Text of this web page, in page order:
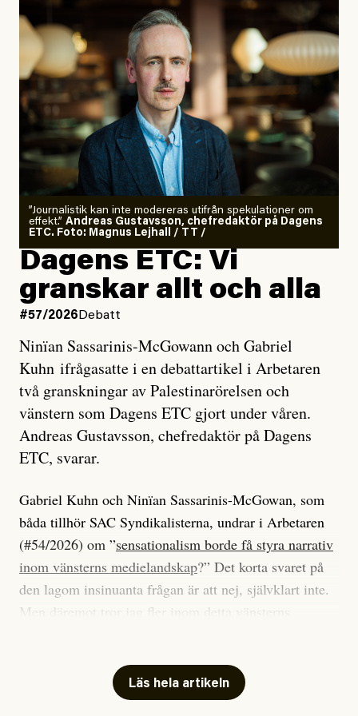
”Journalistik kan inte modereras utifrån spekulationer om
effekt.” Andreas Gustavsson, chefredaktör på Dagens
ETC. Foto: Magnus Lejhall / TT /
Dagens ETC: Vi
granskar allt och alla
#57/2026 Debatt
Ninïan Sassarinis-McGowann och Gabriel
Kuhn ifrågasatte i en debattartikel i Arbetaren
två granskningar av Palestinarörelsen och
vänstern som Dagens ETC gjort under våren.
Andreas Gustavsson, chefredaktör på Dagens
ETC, svarar.
Gabriel Kuhn och Ninïan Sassarinis-McGowan, som
båda tillhör SAC Syndikalisterna, undrar i Arbetaren
(#54/2026) om ”sensationalism borde få styra narrativ
inom vänsterns medielandskap?” Det korta svaret på
den lagom insinuanta frågan är att nej, självklart inte.
Men däremot tror jag fler inom detta vänsterns
journalistik som vänder sig till många snarare än att
jaga inbördes beundran. Det har i alla fall fungerat för
Läs hela artikeln